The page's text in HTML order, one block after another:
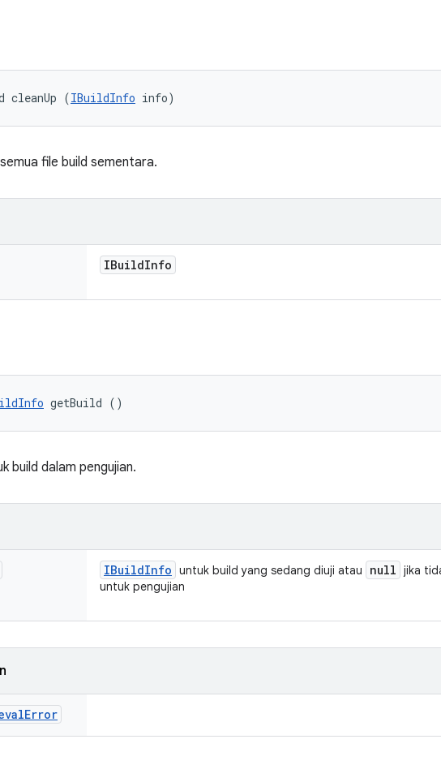
cleanUp (IBuildInfo info)
file build sementara.
IBuildInfo
getBuild ()
build dalam pengujian.
IBuildInfo untuk build yang sedang diuji atau null jika
untuk pengujian
Error